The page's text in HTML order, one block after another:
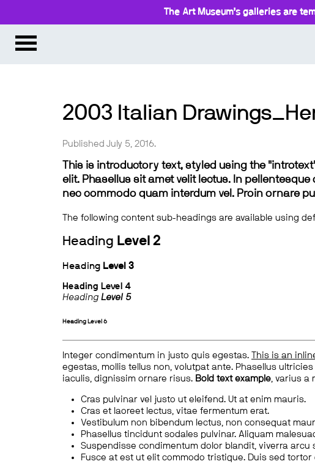
The Art Museum’s galleries are
2003 Italian
Published July 5, 2016.
This is introductory text, styled using the
elit. Phasellus sit amet velit lectus. In
nec commodo quam interdum vel. Proin ornare
The following content sub-headings are available using
Heading Level 2
Heading Level 3
Heading Level 4
Heading Level 5
Heading Level 6
Integer condimentum in justo quis egestas. This is an
egestas, mollis tellus non, volutpat ante. Phasellus
iaculis, dignissim ornare risus. Bold text example, varius a
Cras pulvinar vel justo ut eleifend. Ut at enim mauris.
Cras et laoreet lectus, vitae fermentum erat.
Vestibulum non bibendum lectus, non consequat
Phasellus tincidunt sodales pulvinar. Aliquam
Suspendisse condimentum dolor blandit, viverra arcu
Fusce at est ut elit commodo tristique. Duis sed